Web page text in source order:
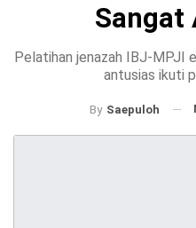
Sangat
Pelatihan jenazah IBJ-
antusias ikuti
By Saepuloh